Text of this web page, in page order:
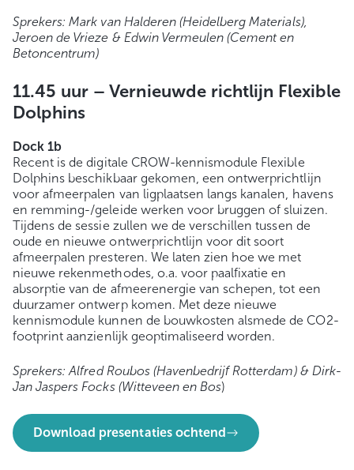
Sprekers: Mark van Halderen (Heidelberg Materials),
Jeroen de Vrieze & Edwin Vermeulen (Cement en
Betoncentrum)
11.45 uur –Vernieuwde richtlijn Flexible
Dolphins
Dock 1b
Recent is de digitale CROW-kennismodule Flexible
Dolphins beschikbaar gekomen, een ontwerprichtlijn
voor afmeerpalen van ligplaatsen langs kanalen, havens
en remming-/geleide werken voor bruggen of sluizen.
Tijdens de sessie zullen we de verschillen tussen de
oude en nieuwe ontwerprichtlijn voor dit soort
afmeerpalen presteren. We laten zien hoe we met
nieuwe rekenmethodes, o.a. voor paalfixatie en
absorptie van de afmeerenergie van schepen, tot een
duurzamer ontwerp komen. Met deze nieuwe
kennismodule kunnen de bouwkosten alsmede de CO2-
footprint aanzienlijk geoptimaliseerd worden.
Sprekers: Alfred Roubos (Havenbedrijf Rotterdam) & Dirk-
Jan Jaspers Focks (Witteveen en Bos)
Download presentaties ochtend